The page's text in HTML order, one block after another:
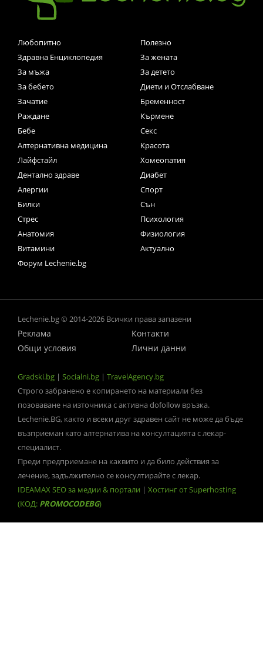
Любопитно
Полезно
Здравна Енциклопедия
За жената
За мъжа
За детето
За бебето
Диети и Отслабване
Зачатие
Бременност
Раждане
Кърмене
Бебе
Секс
Алтернативна медицина
Красота
Лайфстайл
Хомеопатия
Дентално здраве
Диабет
Алергии
Спорт
Билки
Сън
Стрес
Психология
Анатомия
Физиология
Витамини
Актуално
Форум Lechenie.bg
Lechenie.bg © 2014-2026 Всички права запазени
Реклама
Контакти
Общи условия
Лични данни
Gradski.bg | Socialni.bg | TravelAgency.bg
Строго забранено е копирането на материали без
позоваване на източника с активна dofollow връзка.
Lechenie.BG, както и всеки друг здравен сайт не може да бъде
възприеман като алтернатива на консултацията с лекар-
специалист.
Преди предприемане на каквито и да било действия за
лечение, задължително се консултирайте с лекар.
IDEAMAX SEO за медии & портали | Хостинг от Superhosting
(КОД: PROMOCODEBG)